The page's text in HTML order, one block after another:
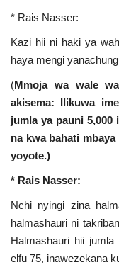
* Rais Nasser:
Kazi hii ni haki ya
haya mengi
(Mmoja wa wale
akisema: Ilikuwa
jumla ya pauni
na kwa bahati
yoyote.)
* Rais Nasser:
Nchi nyingi zina
halmashauri ni
Halmashauri hii
elfu 75, inawezekana